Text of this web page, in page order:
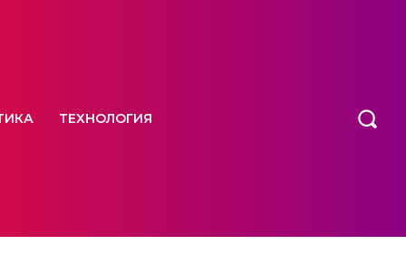
ТЕХНОЛОГИЯ